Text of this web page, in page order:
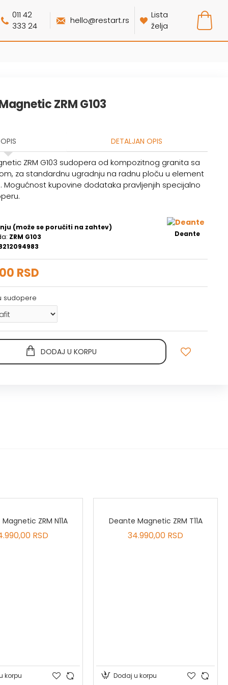
011 42
333 24
hello@restart.rs
Lista
želja
ZRM G103
OPIS DETALJAN OPIS
ZRM G103 sudopera od kompozitnog granita sa
za standardnu ugradnju na radnu ploču u element
Mogućnost kupovine dodataka pravljenjih specijalno
(može se poručiti na zahtev)
ZRM G103
Deante
RSD
sudopere
DODAJ U KORPU
ZRM N11A
RSD
korpu
Deante Magnetic ZRM T11A
34.990,00 RSD
Dodaj u korpu